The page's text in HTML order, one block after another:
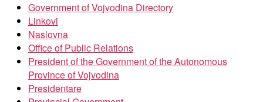
Government of Vojvodina Directory
Linkovi
Naslovna
Office of Public Relations
President of the Government of the Autonomous
Province of Vojvodina
Presidentare